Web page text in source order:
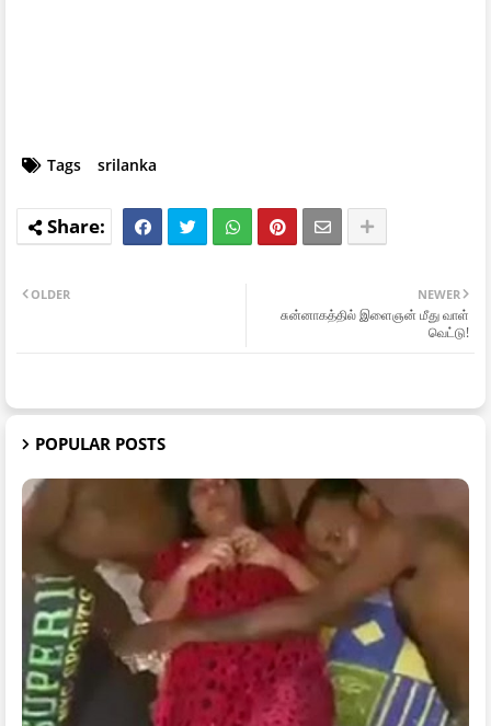
Tags srilanka
NEWER
சுன்னாகத்தில் இளைஞன் மீது வாள்
வெட்டு!
OLDER
POPULAR POSTS